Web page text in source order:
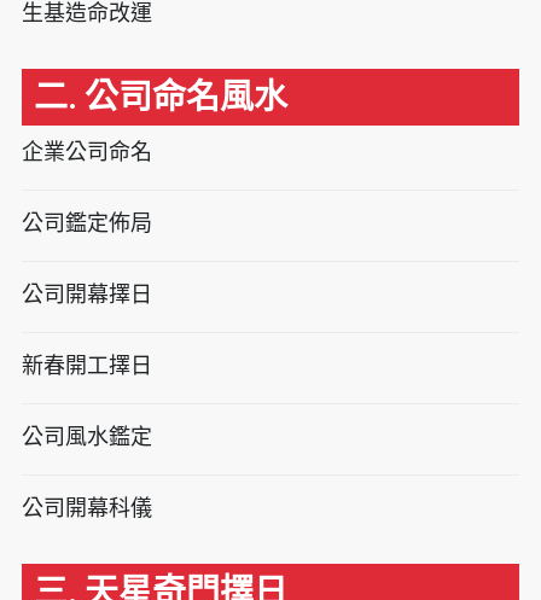
生基造命改運
二. 公司命名風水
企業公司命名
公司鑑定佈局
公司開幕擇日
新春開工擇日
公司風水鑑定
公司開幕科儀